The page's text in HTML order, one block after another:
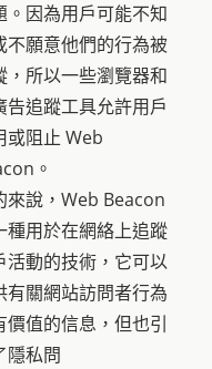
。因為用戶可能不知
不願意他們的行為被
，所以一些瀏覽器和
告追蹤工具允許用戶
或阻止 Web
。
來說，Web Beacon
種用於在網絡上追蹤
活動的技術，它可以
有關網站訪問者行為
價值的信息，但也引
隱私問